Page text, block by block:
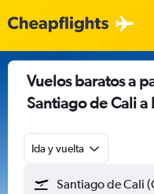
Vuelos baratos a
Santiago de Cali a
Ida y vuelta
Santiago de Cali